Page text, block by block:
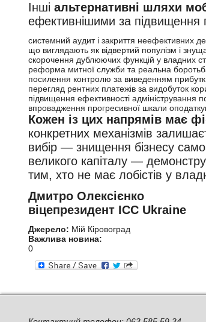
Інші альтернативні шляхи
ефективнішими за підвищення
системний аудит і закриття неефективних
що виглядають як відвертий популізм і
скорочення дублюючих функцій у владних
реформа митної служби та реальна
посилення контролю за виведенням
перегляд рентних платежів за видобуток
підвищення ефективності адміністрування
впровадження прогресивної шкали
Кожен із цих напрямів має
конкретних механізмів
вибір — знищення бізнесу
великого капіталу —
тим, хто не має лобістів у
Дмитро Олексієнко
віцепрезидент ICC Ukraine
Джерело: Мій Кіровоград
Важлива новина:
0